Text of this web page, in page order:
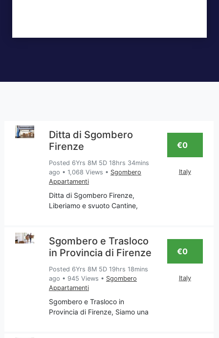
Ditta di Sgombero
Firenze
Posted 6Yrs 8M 5D 18hrs 34mins
ago • 1,068 Views • Sgombero
Appartamenti
Ditta di Sgombero Firenze,
Liberiamo e svuoto Cantine,
Falegnameria. La nostra
impresa è attenta al traslocare
tutto ciò che non ti
€0
Italy
Sgombero e Trasloco
in Provincia di Firenze
Posted 6Yrs 8M 5D 19hrs 18mins
ago • 945 Views • Sgombero
Appartamenti
Sgombero e Trasloco in
Provincia di Firenze, Siamo una
€0
Italy